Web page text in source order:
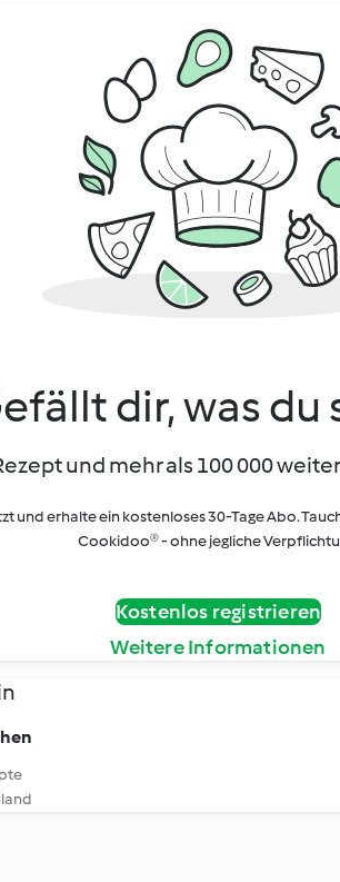
dir, was du
und mehr als 100 000
und erhalte ein kostenloses 30-Tage Abo.
Cookidoo® - ohne jegliche
Kostenlos registrieren
Weitere Informationen